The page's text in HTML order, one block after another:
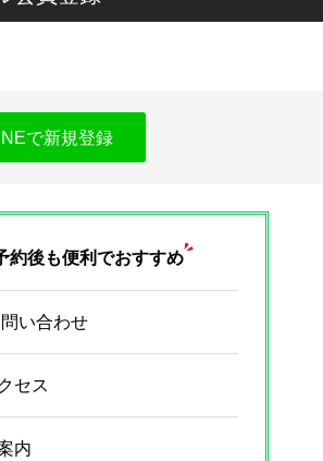
で新規登録
約後も便利でおすすめ
い合わせ
セス
内